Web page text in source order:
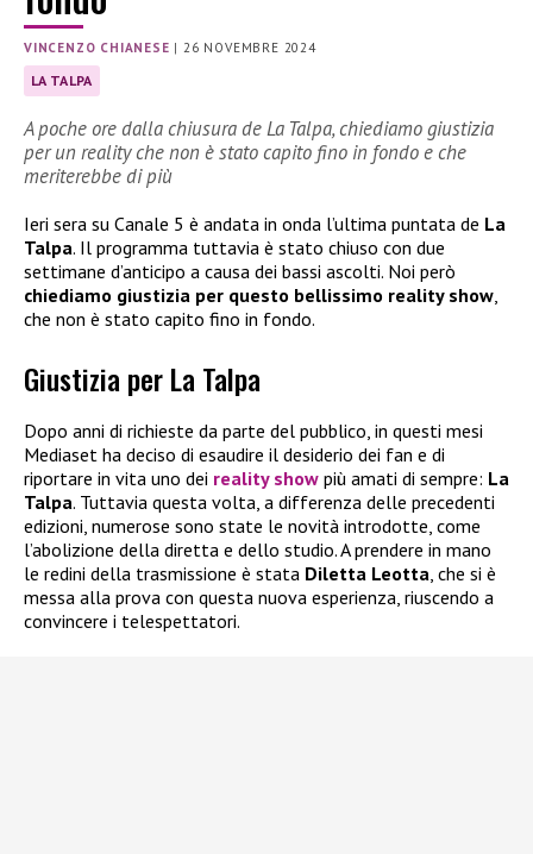
VINCENZO CHIANESE | 26 NOVEMBRE 2024
LA TALPA
A poche ore dalla chiusura de La Talpa, chiediamo giustizia
per un reality che non è stato capito fino in fondo e che
meriterebbe di più
Ieri sera su Canale 5 è andata in onda l’ultima puntata de La
Talpa. Il programma tuttavia è stato chiuso con due
settimane d’anticipo a causa dei bassi ascolti. Noi però
chiediamo giustizia per questo bellissimo reality show
che non è stato capito fino in fondo.
Giustizia per La Talpa
Dopo anni di richieste da parte del pubblico, in questi mesi
Mediaset ha deciso di esaudire il desiderio dei fan e di
riportare in vita uno dei reality show più amati di sempre: La
Talpa. Tuttavia questa volta, a differenza delle precedenti
edizioni, numerose sono state le novità introdotte, come
l’abolizione della diretta e dello studio. A prendere in mano
le redini della trasmissione è stata Diletta Leotta , che si è
messa alla prova con questa nuova esperienza, riuscendo a
convincere i telespettatori.